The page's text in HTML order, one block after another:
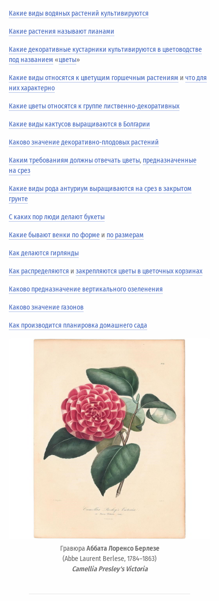
Какие виды водяных растений культивируются
Какие растения называют лианами
Какие декоративные кустарники культивируются в цветоводстве
под названием «цветы»
Какие виды относятся к цветущим горшечным растениям ичто для
них характерно
Какие цветы относятся к группе лиственно-декоративных
Какие виды кактусов выращиваются в Болгарии
Каково значение декоративно-плодовых растений
Каким требованиям должны отвечать цветы, предназначенные
на срез
Какие виды рода антуриум выращиваются на срез в закрытом
грунте
С каких пор люди делают букеты
Какие бывают венки по форме и по размерам
Как делаются гирлянды
Как распределяются изакрепляются цветы в цветочных корзинах
Каково предназначение вертикального озеленения
Каково значение газонов
Как производится планировка домашнего сада
ГравюраАббата Лоренсо Берлезе
(Abbe Laurent Berlese, 1784–1863)
Camellia Presley's Victoria